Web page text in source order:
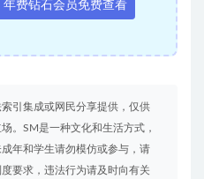
年费钻石会员免费查看
引集成或网民分享提供，仅供
。SM是一种文化和生活方式，
年和学生请勿模仿或参与，请
要求，违法行为请及时向有关